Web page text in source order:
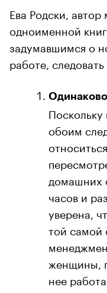
Ева Родски, автор
одноименной
задумавшимся о
работе,
Одинаково
Поскольку
обоим
домашних
часов и
уверена,
той самой
женщины,
нее